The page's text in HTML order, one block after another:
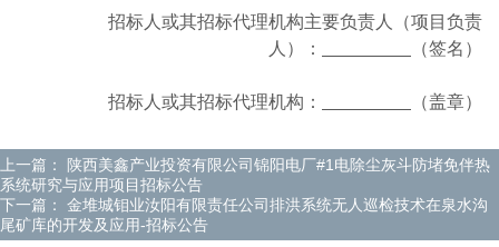
招标人或其招标代理机构主要负责人（项目负责
人）：
（签名）
招标人或其招标代理机构： （盖章）
上一篇：
陕西美鑫产业投资有限公司锦阳电厂#1电除尘灰斗防堵免伴热
系统研究与应用项目招标公告
下一篇： 金堆城钼业汝阳有限责任公司排洪系统无人巡检技术在泉水沟
尾矿库的开发及应用-招标公告